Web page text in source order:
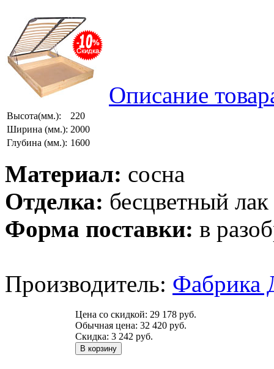
Описание
Высота(мм.):
220
Ширина (мм.): 2000
Глубина (мм.): 1600
Материал: сосна
Отделка: бесцветный лак
Форма поставки: в
Производитель: Фабрика
Цена со скидкой: 29 178 руб.
Обычная цена: 32 420 руб.
Скидка: 3 242 руб.